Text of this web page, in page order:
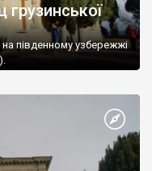
південному узбережжі